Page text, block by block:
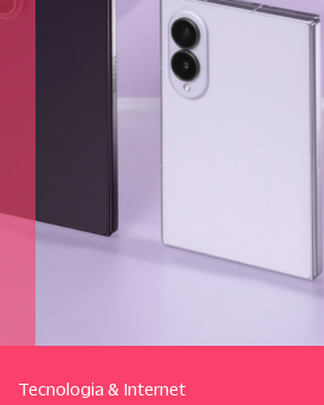
Tecnologia & Internet